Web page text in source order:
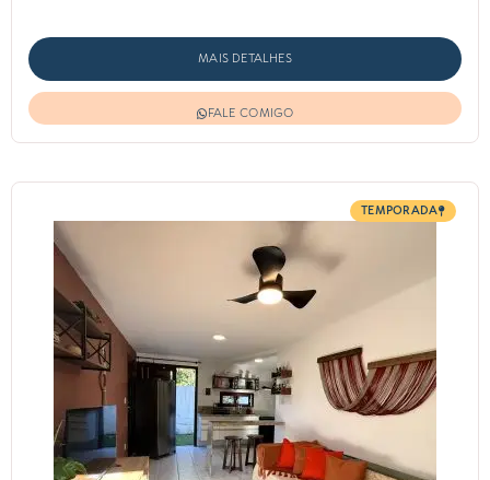
MAIS DETALHES
FALE COMIGO
TEMPORADA